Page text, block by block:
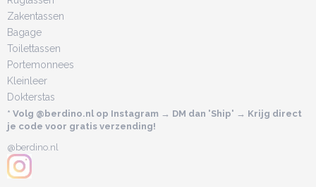
Zakentassen
Bagage
Toilettassen
Portemonnees
Kleinleer
Dokterstas
* Volg @berdino.nl op Instagram → DM dan 'Ship' → Krijg direct
je code voor gratis verzending!
@berdino.nl